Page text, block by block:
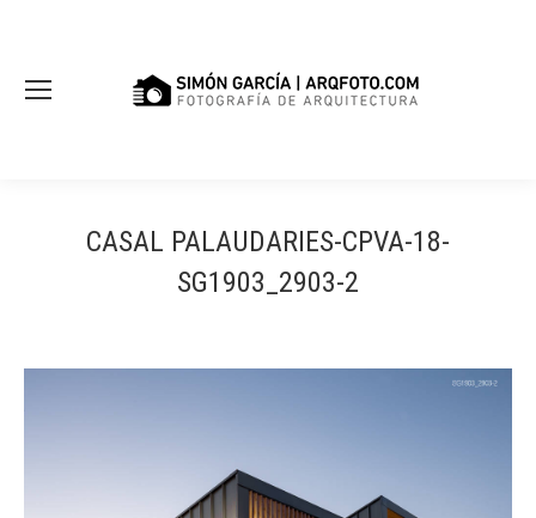
CASAL PALAUDARIES-CPVA-18-
SG1903_2903-2